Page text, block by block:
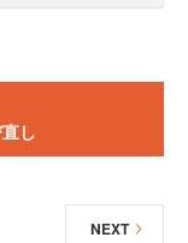
し
NEXT